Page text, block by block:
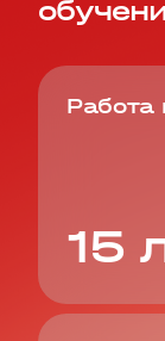
Работа
15